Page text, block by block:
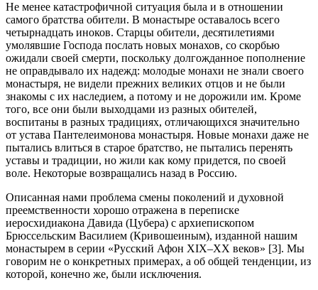
Не менее катастрофичной ситуация была и в отношении
самого братства обители. В монастыре оставалось всего
четырнадцать иноков. Старцы обители, десятилетиями
умолявшие Господа послать новых монахов, со скорбью
ожидали своей смерти, поскольку долгожданное пополнение
не оправдывало их надежд: молодые монахи не знали своего
монастыря, не видели прежних великих отцов и не были
знакомы с их наследием, а потому и не дорожили им. Кроме
того, все они были выходцами из разных обителей,
воспитаны в разных традициях, отличающихся значительно
от устава Пантелеимонова монастыря. Новые монахи даже не
пытались влиться в старое братство, не пытались перенять
уставы и традиции, но жили как кому придется, по своей
воле. Некоторые возвращались назад в Россию.
Описанная нами проблема смены поколений и духовной
преемственности хорошо отражена в переписке
иеросхидиакона Давида (Цубера) с архиепископом
Брюссельским Василием (Кривошеиным), изданной нашим
монастырем в серии «Русский Афон XIX–XX веков» [3]. Мы
говорим не о конкретных примерах, а об общей тенденции, из
которой, конечно же, были исключения.